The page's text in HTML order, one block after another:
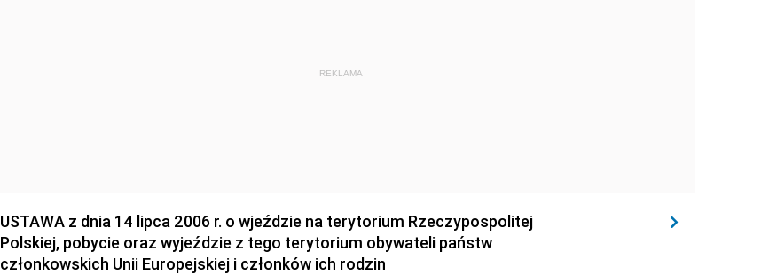
REKLAMA
USTAWA z dnia 14 lipca 2006 r. o wjeździe na terytorium Rzeczypospolitej
Polskiej, pobycie oraz wyjeździe z tego terytorium obywateli państw
członkowskich Unii Europejskiej i członków ich rodzin